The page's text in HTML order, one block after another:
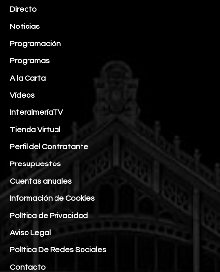
Directo
Noticias
Programación
Programas
A la Carta
Vídeos
InteralmeríaTV
Tienda Virtual
Perfil del Contratante
Presupuestos
Cuentas anuales
Información de Cookies
Política de Privacidad
Aviso Legal
Política De Redes Sociales
Contacto